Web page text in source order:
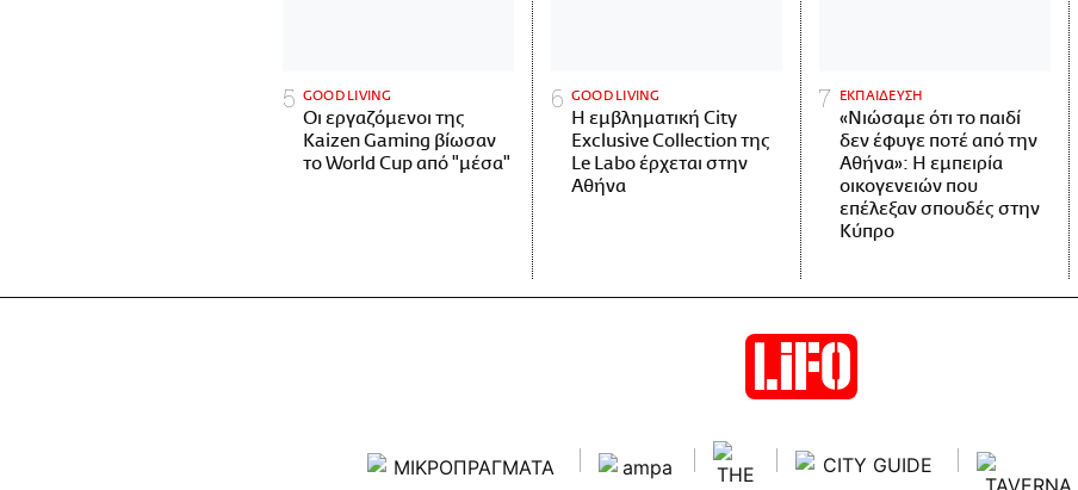
GOOD LIVING
Οι εργαζόμενοι της
Kaizen Gaming βίωσαν
το World Cup από "μέσα"
GOOD LIVING
Η εμβληματική City
Exclusive Collection της
Le Labo έρχεται στην
Αθήνα
ΕΚΠΑΙΔΕΥΣΗ
«Νιώσαμε ότι το παιδί
δεν έφυγε ποτέ από την
Αθήνα»: Η εμπειρία
οικογενειών που
επέλεξαν σπουδές στην
Κύπρο